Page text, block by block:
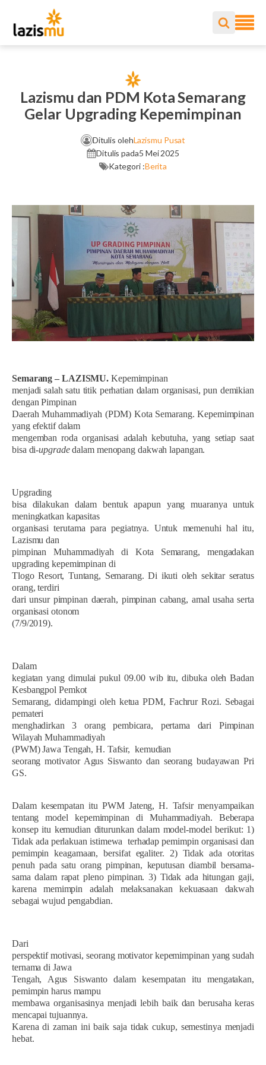
Lazismu dan PDM Kota Semarang
Gelar Upgrading Kepemimpinan
Ditulis olehLazismu Pusat
Ditulis pada5 Mei 2025
Kategori :Berita
Semarang – LAZISMU. Kepemimpinan
menjadi salah satu titik perhatian dalam organisasi, pun demikian
dengan Pimpinan
Daerah Muhammadiyah (PDM) Kota Semarang. Kepemimpinan
yang efektif dalam
mengemban roda organisasi adalah kebutuha, yang setiap saat
bisa di-upgradedalam menopang dakwah lapangan.
Upgrading
bisa dilakukan dalam bentuk apapun yang muaranya untuk
meningkatkan kapasitas
organisasi terutama para pegiatnya. Untuk memenuhi hal itu,
Lazismu dan
pimpinan Muhammadiyah di Kota Semarang, mengadakan
upgrading kepemimpinan di
Tlogo Resort, Tuntang, Semarang. Di ikuti oleh sekitar seratus
orang, terdiri
dari unsur pimpinan daerah, pimpinan cabang, amal usaha serta
organisasi otonom
(7/9/2019).
Dalam
kegiatan yang dimulai pukul 09.00 wib itu, dibuka oleh Badan
Kesbangpol Pemkot
Semarang, didampingi oleh ketua PDM, Fachrur Rozi. Sebagai
pemateri
menghadirkan 3 orang pembicara, pertama dari Pimpinan
Wilayah Muhammadiyah
(PWM) Jawa Tengah, H. Tafsir, kemudian
seorang motivator Agus Siswanto dan seorang budayawan Pri
GS.
Dalam kesempatan itu PWM Jateng, H. Tafsir menyampaikan
tentang model kepemimpinan di Muhammadiyah. Beberapa
konsep itu kemudian diturunkan dalam model-model berikut: 1)
Tidak ada perlakuan istimewa terhadap pemimpin organisasi dan
pemimpin keagamaan, bersifat egaliter. 2) Tidak ada otoritas
penuh pada satu orang pimpinan, keputusan diambil bersama-
sama dalam rapat pleno pimpinan. 3) Tidak ada hitungan gaji,
karena memimpin adalah melaksanakan kekuasaan dakwah
sebagai wujud pengabdian.
Dari
perspektif motivasi, seorang motivator kepemimpinan yang sudah
ternama di Jawa
Tengah, Agus Siswanto dalam kesempatan itu mengatakan,
pemimpin harus mampu
membawa organisasinya menjadi lebih baik dan berusaha keras
mencapai tujuannya.
Karena di zaman ini baik saja tidak cukup, semestinya menjadi
hebat.